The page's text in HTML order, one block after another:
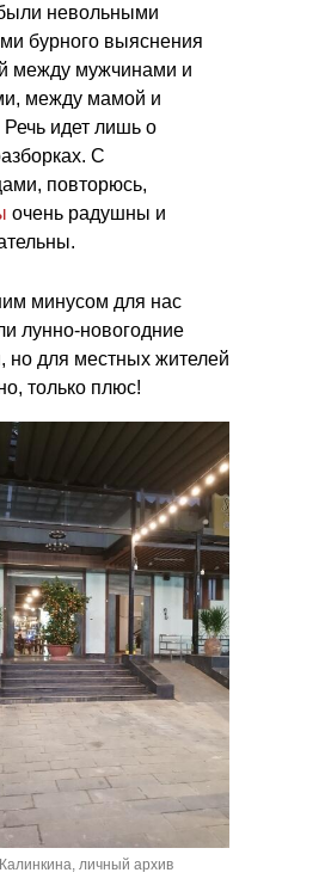
невольными
бурного выяснения
между мужчинами и
между мамой и
идет лишь о
С
повторюсь,
очень радушны и
минусом для нас
лунно-новогодние
но для местных жителей
только плюс!
личный архив